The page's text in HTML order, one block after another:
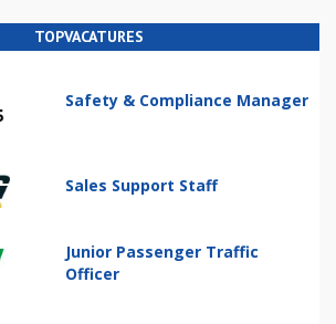
TOPVACATURES
Safety & Compliance Manager
Sales Support Staff
Junior Passenger Traffic
Officer